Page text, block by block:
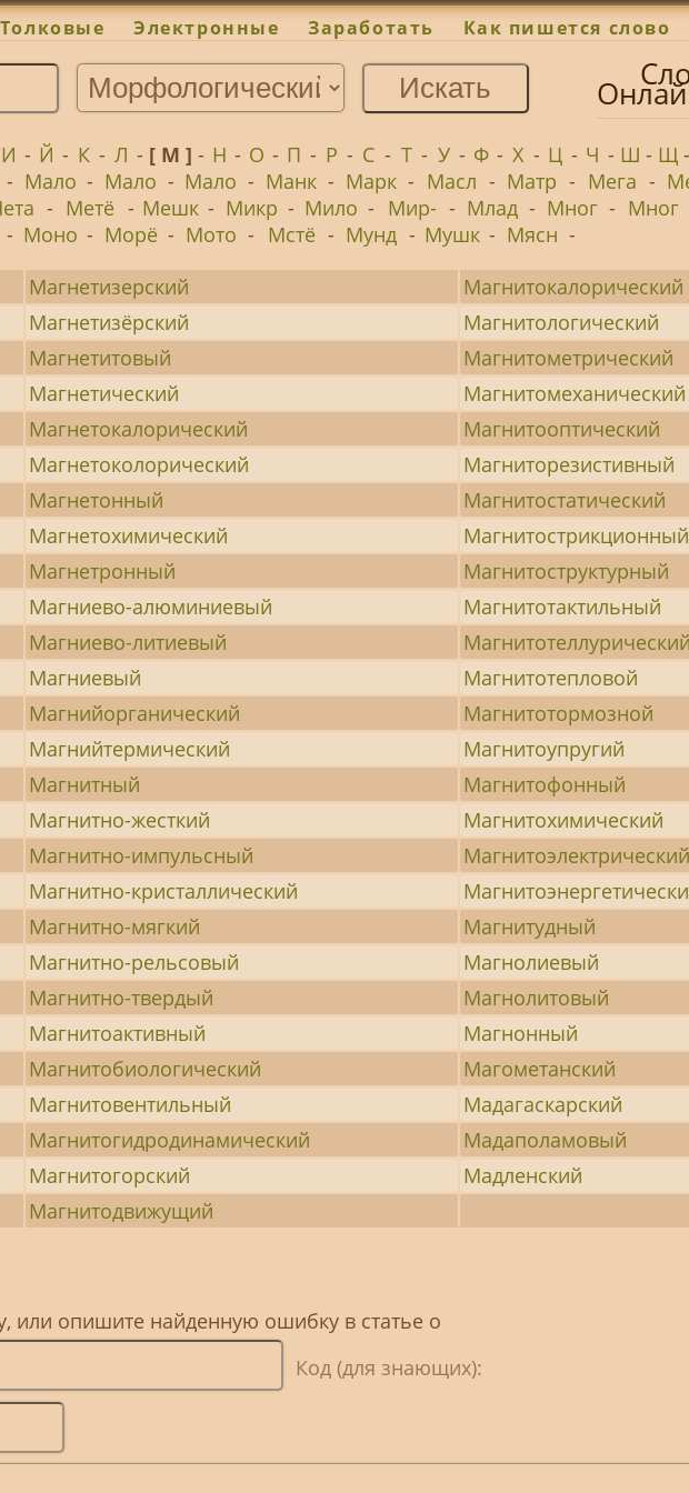
Толковые Электронные Заработать Как пишется слово
И - Й - К - Л - [ М ] - Н - О - П - Р - С - Т - У - Ф - Х - Ц - Ч - Ш - Щ-
- Мало - Мало - Мало - Манк - Марк - Масл - Матр - Мега -
- Метё - Мешк - Микр - Мило - Мир- - Млад - Мног - Мног
- Моно - Морё - Мото - Мстё - Мунд - Мушк - Мясн -
Магнетизерский
Магнитокалорический
Магнетизёрский
Магнитологический
Магнетитовый
Магнитометрический
Магнетический
Магнитомеханический
Магнетокалорический
Магнитооптический
Магнетоколорический
Магниторезистивный
Магнетонный
Магнитостатический
Магнетохимический
Магнитострикционный
Магнетронный
Магнитоструктурный
Магниево-алюминиевый
Магнитотактильный
Магниево-литиевый
Магнитотеллурический
Магниевый
Магнитотепловой
Магнийорганический
Магнитотормозной
Магнийтермический
Магнитоупругий
Магнитный
Магнитофонный
Магнитно-жесткий
Магнитохимический
Магнитно-импульсный
Магнитоэлектрический
Магнитно-кристаллический
Магнитно-мягкий
Магнитудный
Магнитно-рельсовый
Магнолиевый
Магнитно-твердый
Магнолитовый
Магнитоактивный
Магнонный
Магнитобиологический
Магометанский
Магнитовентильный
Мадагаскарский
Магнитогидродинамический
Мадаполамовый
Магнитогорский
Мадленский
Магнитодвижущий
или опишите найденную ошибку в статье о
Код (для знающих):